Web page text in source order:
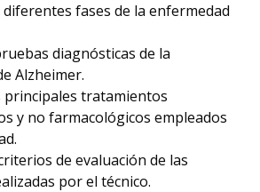
fases de la enfermedad
diagnósticas de la
Alzheimer.
principales tratamientos
y no farmacológicos empleados
de evaluación de las
por el técnico.